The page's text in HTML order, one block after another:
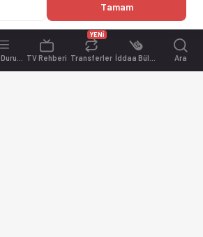
TV Rehberi Transferler
YENİ
Ara
Tamam